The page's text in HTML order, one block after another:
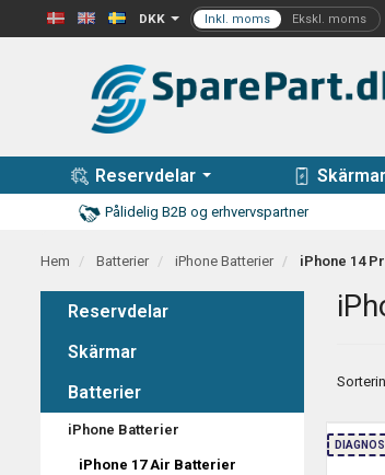
DKK
Reservdelar Skärmar
Pålidelig B2B og erhvervspartner
Hem Batterier iPhone Batterier iPhone 14
Reservdelar
Skärmar
Batterier
iPhone Batterier
iPhone 17 Air Batterier